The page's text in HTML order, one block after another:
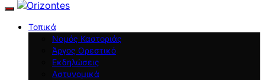
Τοπικά
Νομός Καστοριάς
Άργος Ορεστικό
Εκδηλώσεις
Αστυνομικά